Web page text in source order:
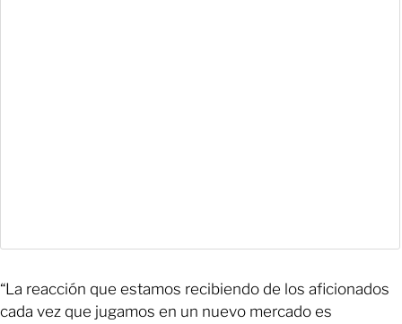
“La reacción que estamos recibiendo de los aficionados
cada vez que jugamos en un nuevo mercado es